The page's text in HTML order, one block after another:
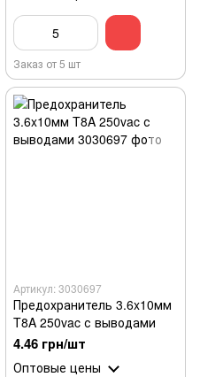
Заказ от 5 шт
Артикул: 3030697
Предохранитель 3.6x10мм
T8A 250vac с выводами
4.46 грн/шт
Оптовые цены